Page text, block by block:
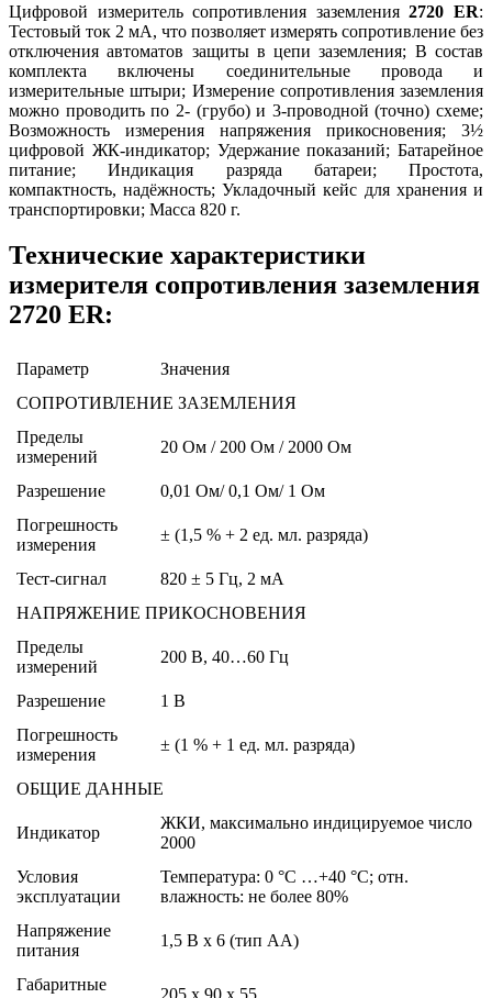
Цифровой измеритель сопротивления заземления2720 ER:
Тестовый ток 2 мА, что позволяет измерять сопротивление без
отключения автоматов защиты в цепи заземления; В состав
комплекта включены соединительные провода и
измерительные штыри; Измерение сопротивления заземления
можно проводить по 2- (грубо) и 3-проводной (точно) схеме;
Возможность измерения напряжения прикосновения; 3½
цифровой ЖК-индикатор; Удержание показаний; Батарейное
питание; Индикация разряда батареи; Простота,
компактность, надёжность; Укладочный кейс для хранения и
транспортировки; Масса 820 г.
Технические характеристики
измерителя сопротивления заземления
2720 ER:
Параметр
Значения
СОПРОТИВЛЕНИЕ ЗАЗЕМЛЕНИЯ
Пределы
измерений
20 Ом / 200 Ом / 2000 Ом
Разрешение
0,01 Ом/ 0,1 Ом/ 1 Ом
Погрешность
измерения
± (1,5 % + 2 ед. мл. разряда)
Тест-сигнал
820 ± 5 Гц, 2 мА
НАПРЯЖЕНИЕ ПРИКОСНОВЕНИЯ
Пределы
измерений
200 В, 40…60 Гц
Разрешение
1 В
Погрешность
измерения
± (1 % + 1 ед. мл. разряда)
ОБЩИЕ ДАННЫЕ
Индикатор
ЖКИ, максимально индицируемое число
2000
Условия
эксплуатации
Температура: 0 °С …+40 °С; отн.
влажность: не более 80%
Напряжение
питания
1,5 В х 6 (тип АА)
Габаритные